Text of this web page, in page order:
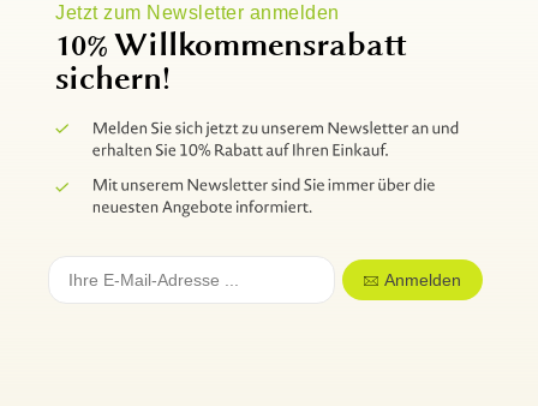
Jetzt zum Newsletter anmelden
10% Willkommensrabatt
sichern!
Anmelden